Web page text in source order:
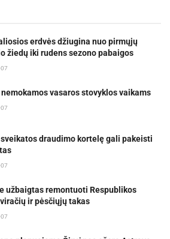
erdvės džiugina nuo pirmųjų
žiedų iki rudens sezono pabaigos
vasaros stovyklos vaikams
draudimo kortelę gali pakeisti
užbaigtas remontuoti Respublikos
ir pėsčiųjų takas